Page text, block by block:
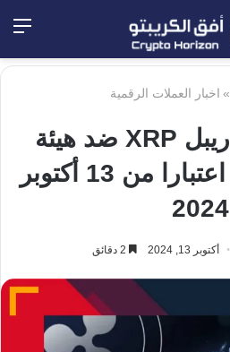
» اخبار العملات الرقمية
تحديث قضية ريبل XRP ضد هيئة
SEC الأمريكية اعتبارا من 13 أكتوبر
2024
أكتوبر 13, 2024